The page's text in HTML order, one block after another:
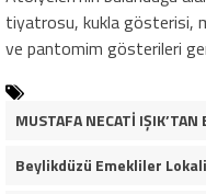
tiyatrosu, kukla gösterisi,
ve pantomim gösterileri